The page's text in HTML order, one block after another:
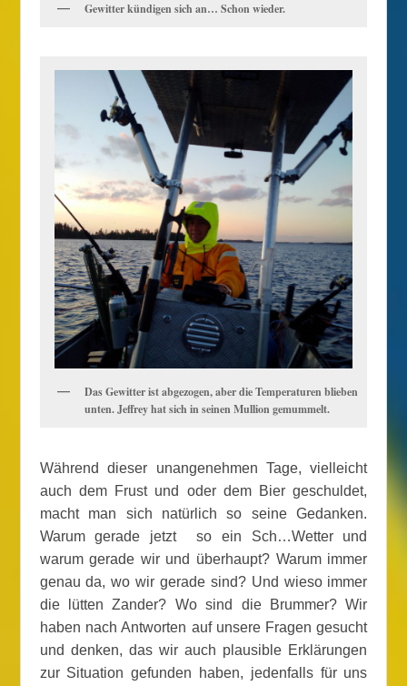
Gewitter kündigen sich an… Schon wieder.
Das Gewitter ist abgezogen, aber die Temperaturen blieben
unten. Jeffrey hat sich in seinen Mullion gemummelt.
Während dieser unangenehmen Tage, vielleicht
auch dem Frust und oder dem Bier geschuldet,
macht man sich natürlich so seine Gedanken.
Warum gerade jetzt so ein Sch…Wetter und
warum gerade wir und überhaupt? Warum immer
genau da, wo wir gerade sind? Und wieso immer
die lütten Zander? Wo sind die Brummer? Wir
haben nach Antworten auf unsere Fragen gesucht
und denken, das wir auch plausible Erklärungen
zur Situation gefunden haben, jedenfalls für uns